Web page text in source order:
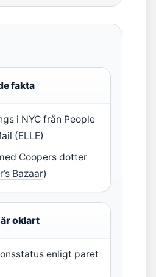
fakta
i NYC från People
(ELLE)
Coopers dotter
Bazaar)
oklart
enligt paret